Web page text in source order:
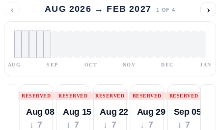
‹ AUG 2026 → FEB 2027 1 OF 4 ›
AUG SEP OCT NOV DEC JAN
RESERVED
Aug 08
↓ 7
RESERVED
Aug 15
↓ 7
RESERVED
Aug 22
↓ 7
RESERVED
Aug 29
↓ 7
RESERVED
Sep 05
↓ 7